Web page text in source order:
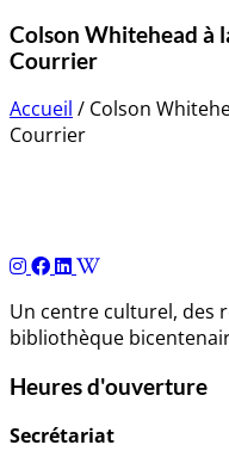
Colson Whitehead à
Courrier
Accueil / Colson
Courrier
Un centre culturel, des
bibliothèque
Heures d'ouverture
Secrétariat